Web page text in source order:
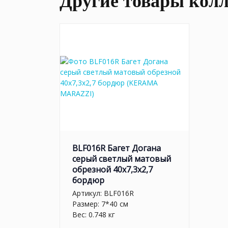
BLF016R Багет Догана
серый светлый матовый
обрезной 40x7,3x2,7
бордюр
Артикул: BLF016R
Размер: 7*40 см
Вес: 0.748 кг